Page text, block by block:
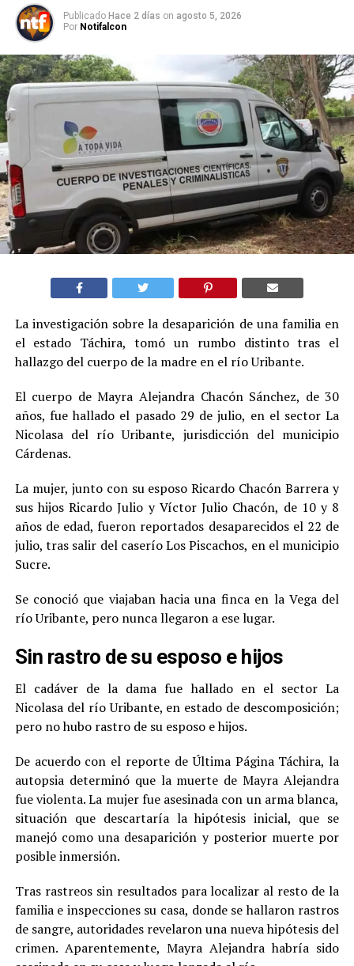
Publicado Hace 2 días on agosto 5, 2026
Por Notifalcon
La investigación sobre la desaparición de una familia en
el estado Táchira, tomó un rumbo distinto tras el
hallazgo del cuerpo de la madre en el río Uribante.
El cuerpo de Mayra Alejandra Chacón Sánchez, de 30
años, fue hallado el pasado 29 de julio, en el sector La
Nicolasa del río Uribante, jurisdicción del municipio
Cárdenas.
La mujer, junto con su esposo Ricardo Chacón Barrera y
sus hijos Ricardo Julio y Víctor Julio Chacón, de 10 y 8
años de edad, fueron reportados desaparecidos el 22 de
julio, tras salir del caserío Los Piscachos, en el municipio
Sucre.
Se conoció que viajaban hacia una finca en la Vega del
río Uribante, pero nunca llegaron a ese lugar.
Sin rastro de su esposo e hijos
El cadáver de la dama fue hallado en el sector La
Nicolasa del río Uribante, en estado de descomposición;
pero no hubo rastro de su esposo e hijos.
De acuerdo con el reporte de Última Página Táchira, la
autopsia determinó que la muerte de Mayra Alejandra
fue violenta. La mujer fue asesinada con un arma blanca,
situación que descartaría la hipótesis inicial, que se
manejó como una desaparición y posterior muerte por
posible inmersión.
Tras rastreos sin resultados para localizar al resto de la
familia e inspecciones su casa, donde se hallaron rastros
de sangre, autoridades revelaron una nueva hipótesis del
crimen. Aparentemente, Mayra Alejandra habría sido